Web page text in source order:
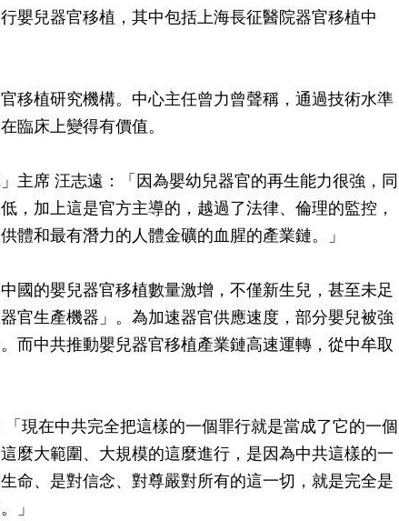
嬰兒器官移植，其中包括上海長征醫院器官移植中
移植研究機構。中心主任曾力曾聲稱，通過技術水準
臨床上變得有價值。
主席 汪志遠：「因為嬰幼兒器官的再生能力很強，同
，加上這是官方主導的，越過了法律、倫理的監控，
體和最有潛力的人體金礦的血腥的產業鏈。」
國的嬰兒器官移植數量激增，不僅新生兒，甚至未足
官生產機器」。為加速器官供應速度，部分嬰兒被強
而中共推動嬰兒器官移植產業鏈高速運轉，從中牟取
現在中共完全把這樣的一個罪行就是當成了它的一個
麼大範圍、大規模的這麼進行，是因為中共這樣的一
命、是對信念、對尊嚴對所有的這一切，就是完全是
」